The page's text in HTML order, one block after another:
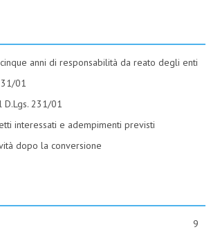
anni di responsabilità da reato degli enti
01
D.Lgs. 231/01
interessati e adempimenti previsti
dopo la conversione
9